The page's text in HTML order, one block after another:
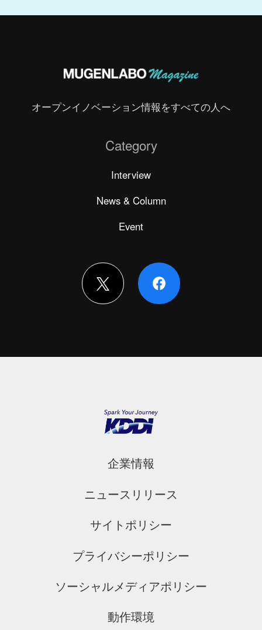
オープンイノベーション情報をすべての人へ
Category
Interview
News & Column
Event
企業情報
ニュースリリース
サイトポリシー
プライバシーポリシー
ソーシャルメディアポリシー
動作環境